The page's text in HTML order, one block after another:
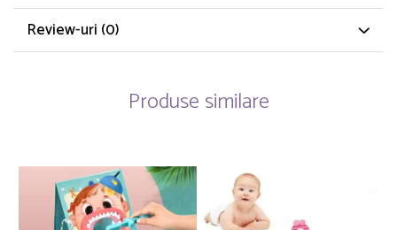
Review-uri (0)
Produse similare